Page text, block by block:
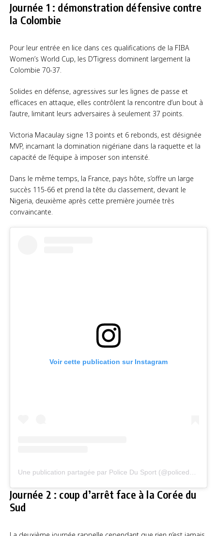
Journée 1 : démonstration défensive contre
la Colombie
Pour leur entrée en lice dans ces qualifications de la FIBA
Women’s World Cup, les D’Tigress dominent largement la
Colombie 70-37.
Solides en défense, agressives sur les lignes de passe et
efficaces en attaque, elles contrôlent la rencontre d’un bout à
l’autre, limitant leurs adversaires à seulement 37 points.
Victoria Macaulay signe 13 points et 6 rebonds, est désignée
MVP, incarnant la domination nigériane dans la raquette et la
capacité de l’équipe à imposer son intensité.
Dans le même temps, la France, pays hôte, s’offre un large
succès 115-66 et prend la tête du classement, devant le
Nigeria, deuxième après cette première journée très
convaincante.
Voir cette publication sur Instagram
Journée 2 : coup d’arrêt face à la Corée du
Sud